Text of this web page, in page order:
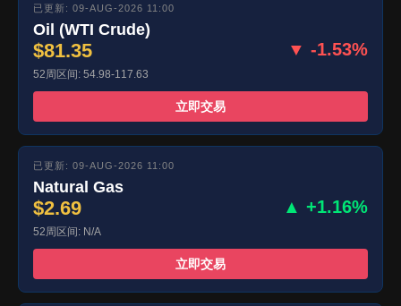
已更新: 09-AUG-2026 11:00
Oil (WTI Crude)
$81.35 ▼ -1.53%
52周区间: 54.98-117.63
立即交易
已更新: 09-AUG-2026 11:00
Natural Gas
$2.69 ▲ +1.16%
52周区间: N/A
立即交易